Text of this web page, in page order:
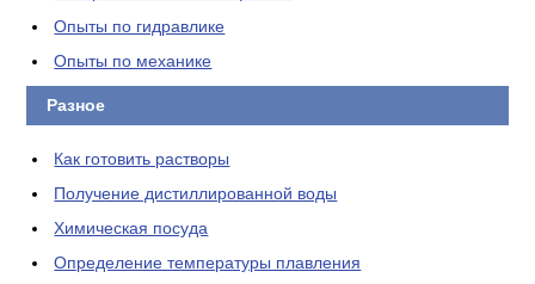
Опыты по гидравлике
Опыты по механике
Разное
Как готовить растворы
Получение дистиллированной воды
Химическая посуда
Определение температуры плавления